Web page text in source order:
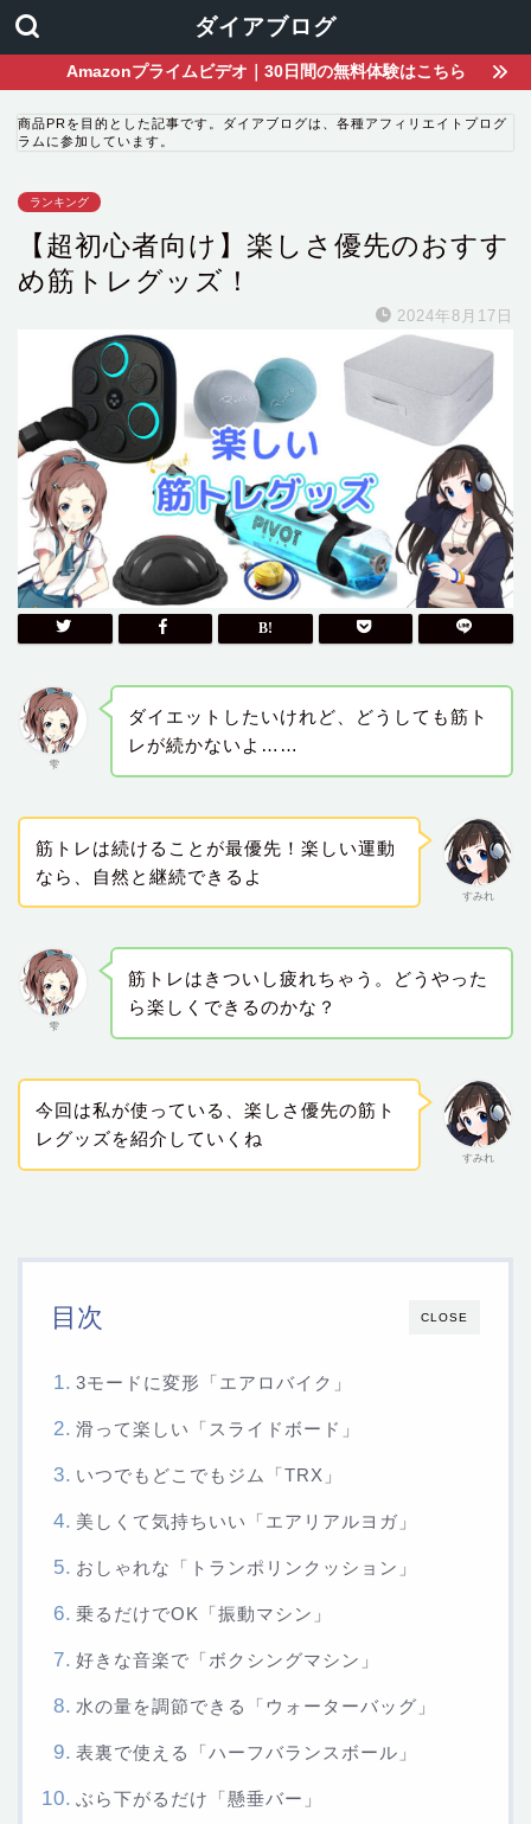
ダイアブログ
Amazonプライムビデオ｜30日間の無料体験はこちら
商品PRを目的とした記事です。ダイアブログは、各種アフィリエイトプログ
ラムに参加しています。
ランキング
【超初心者向け】楽しさ優先のおすす
め筋トレグッズ！
2024年8月17日
雫
ダイエットしたいけれど、どうしても筋ト
レが続かないよ……
すみれ
筋トレは続けることが最優先！楽しい運動
なら、自然と継続できるよ
雫
筋トレはきついし疲れちゃう。どうやった
ら楽しくできるのかな？
すみれ
今回は私が使っている、楽しさ優先の筋ト
レグッズを紹介していくね
CLOSE
目次
3モードに変形「エアロバイク」
滑って楽しい「スライドボード」
いつでもどこでもジム「TRX」
美しくて気持ちいい「エアリアルヨガ」
おしゃれな「トランポリンクッション」
乗るだけでOK「振動マシン」
好きな音楽で「ボクシングマシン」
水の量を調節できる「ウォーターバッグ」
表裏で使える「ハーフバランスボール」
ぶら下がるだけ「懸垂バー」